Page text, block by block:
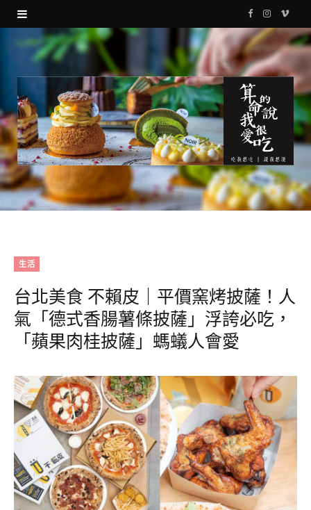
F
a
c
e
b
o
k
I
s
g
r
a
V
i
生活
台北美食 不賴皮｜平價窯烤披薩！人
氣「德式香腸薯條披薩」浮誇必吃，
「蘋果肉桂披薩」螞蟻人會愛